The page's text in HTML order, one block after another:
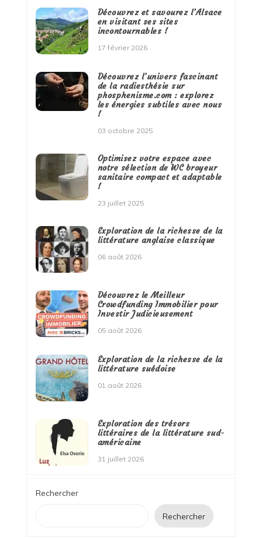
Découvrez et savourez l’Alsace
en visitant ses sites
incontournables !
17 février 2026
Découvrez l’univers fascinant
de la radiesthésie sur
phosphenisme.com : explorez
les énergies subtiles avec nous
!
03 octobre 2025
Optimisez votre espace avec
notre sélection de WC broyeur
sanitaire compact et adaptable
!
23 juillet 2025
Exploration de la richesse de la
littérature anglaise classique
06 août 2026
Découvrez le Meilleur
Crowdfunding Immobilier pour
Investir Judicieusement
05 août 2026
Exploration de la richesse de la
littérature suédoise
01 août 2026
Exploration des trésors
littéraires de la littérature sud-
américaine
31 juillet 2026
Rechercher
Rechercher